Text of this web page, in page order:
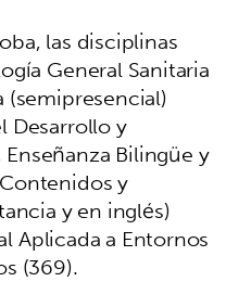
las disciplinas
General Sanitaria
Desarrollo y
Bilingüe y
y
y en inglés)
Aplicada a Entornos
(369).